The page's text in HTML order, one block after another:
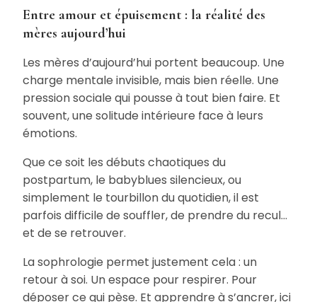
Entre amour et épuisement : la réalité des
mères aujourd’hui
Les mères d’aujourd’hui portent beaucoup. Une
charge mentale invisible, mais bien réelle. Une
pression sociale qui pousse à tout bien faire. Et
souvent, une solitude intérieure face à leurs
émotions.
Que ce soit les débuts chaotiques du
postpartum, le babyblues silencieux, ou
simplement le tourbillon du quotidien, il est
parfois difficile de souffler, de prendre du recul…
et de se retrouver.
La sophrologie permet justement cela : un
retour à soi. Un espace pour respirer. Pour
déposer ce qui pèse. Et apprendre à s’ancrer, ici